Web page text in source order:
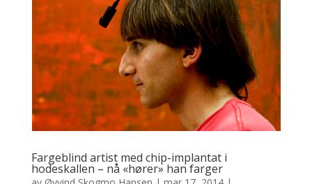
Fargeblind artist med chip-implantat i
hodeskallen – nå «hører» han farger